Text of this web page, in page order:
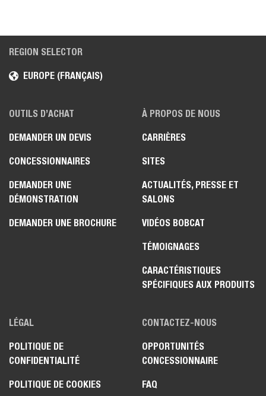
REGION SELECTOR
EUROPE (FRANÇAIS)
OUTILS D’ACHAT
DEMANDER UN DEVIS
CONCESSIONNAIRES
DEMANDER UNE
DÉMONSTRATION
DEMANDER UNE BROCHURE
À PROPOS DE NOUS
CARRIÈRES
SITES
ACTUALITÉS, PRESSE ET
SALONS
VIDÉOS BOBCAT
TÉMOIGNAGES
CARACTÉRISTIQUES
SPÉCIFIQUES AUX PRODUITS
LÉGAL
POLITIQUE DE
CONFIDENTIALITÉ
POLITIQUE DE COOKIES
CONTACTEZ-NOUS
OPPORTUNITÉS
CONCESSIONNAIRE
FAQ